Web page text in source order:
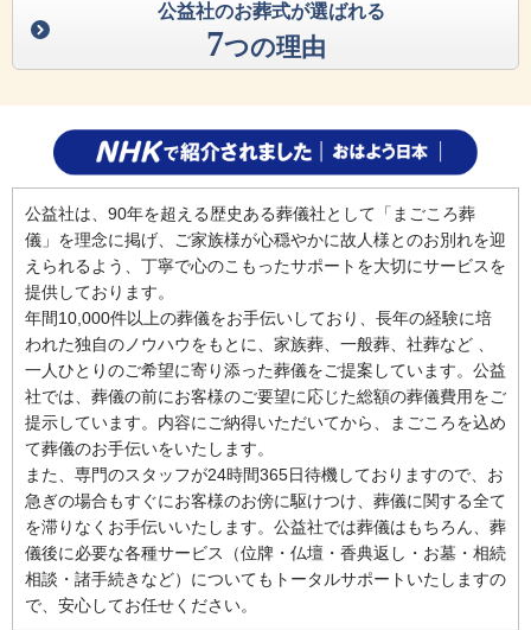
公益社のお葬式が選ばれる
7つの理由
公益社は、90年を超える歴史ある葬儀社として「まごころ葬
儀」を理念に掲げ、ご家族様が心穏やかに故人様とのお別れを迎
えられるよう、丁寧で心のこもったサポートを大切にサービスを
提供しております。
年間10,000件以上の葬儀をお手伝いしており、長年の経験に培
われた独自のノウハウをもとに、家族葬、一般葬、社葬など 、
一人ひとりのご希望に寄り添った葬儀をご提案しています。公益
社では、葬儀の前にお客様のご要望に応じた総額の葬儀費用をご
提示しています。内容にご納得いただいてから、まごころを込め
て葬儀のお手伝いをいたします。
また、専門のスタッフが24時間365日待機しておりますので、お
急ぎの場合もすぐにお客様のお傍に駆けつけ、葬儀に関する全て
を滞りなくお手伝いいたします。公益社では葬儀はもちろん、葬
儀後に必要な各種サービス（位牌・仏壇・香典返し・お墓・相続
相談・諸手続きなど）についてもトータルサポートいたしますの
で、安心してお任せください。